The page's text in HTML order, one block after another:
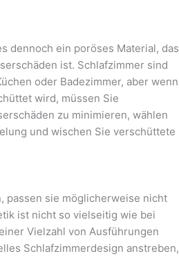
dennoch ein poröses Material, das
ist. Schlafzimmer sind
oder Badezimmer, aber wenn
wird, müssen Sie
zu minimieren, wählen
und wischen Sie verschüttete
passen sie möglicherweise nicht
ist nicht so vielseitig wie bei
Vielzahl von Ausführungen
Schlafzimmerdesign anstreben,